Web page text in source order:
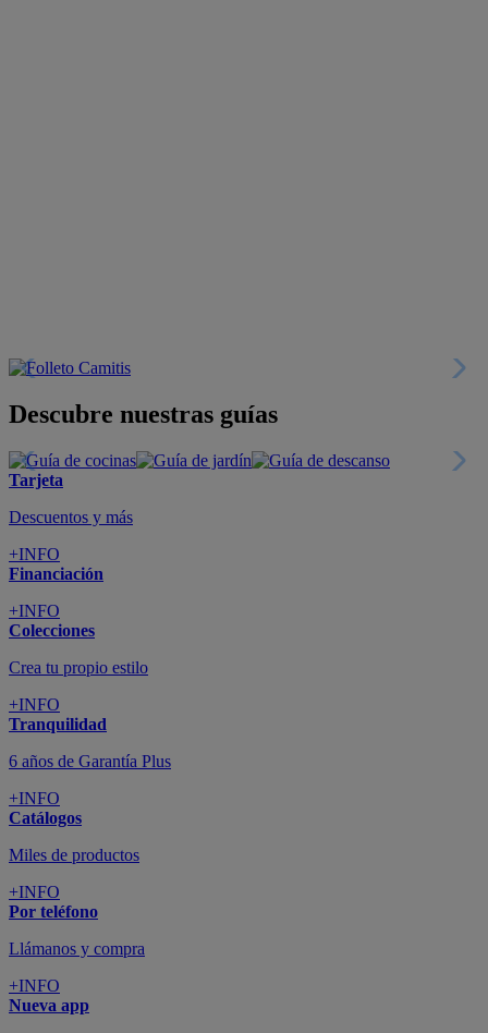
Descubre nuestras guías
Tarjeta
Descuentos y más
+INFO
Financiación
+INFO
Colecciones
Crea tu propio estilo
+INFO
Tranquilidad
6 años de Garantía Plus
+INFO
Catálogos
Miles de productos
+INFO
Por teléfono
Llámanos y compra
+INFO
Nueva app